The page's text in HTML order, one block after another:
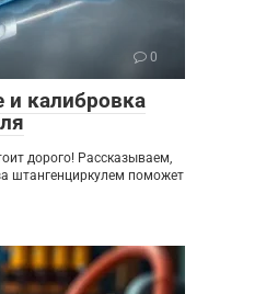
0
калибровка
дорого! Рассказываем,
штангенциркулем поможет